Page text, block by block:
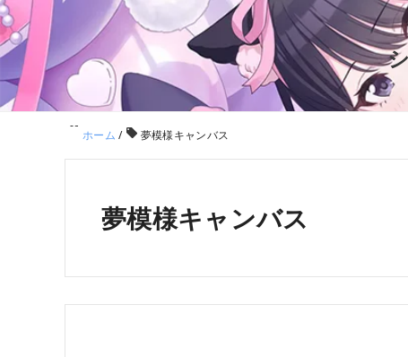
ホーム / 夢模様キャンバス
夢模様キャンバス